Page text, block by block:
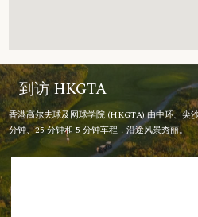
到访 HKGTA
香港高尔夫球及网球学院 (HKGTA) 由中环、尖
分钟、25 分钟和 5 分钟车程，沿途风景秀丽。